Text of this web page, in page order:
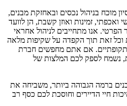
מוכח בניהול נכסים ובאחזקת מבנים,
ואכפתי, זמינות ואוזן קשבת, הן לוועד
הפרטי. אנו מתחייבים לניהול אחראי
וכל זאת תוך הקפדה על שקיפות מלאה
תקופתיים. אם אתם מחפשים חברת
נשמח לספק לכם המלצות של
ברמה הגבוהה ביותר, משביחה את
חיי הדיירים וחוסכת לכם כסף רב